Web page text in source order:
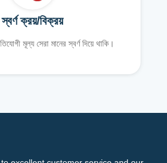
স্বর্ণ ক্রয়/বিক্রয়
মূল্য সেরা মানের স্বর্ণ দিয়ে থাকি।